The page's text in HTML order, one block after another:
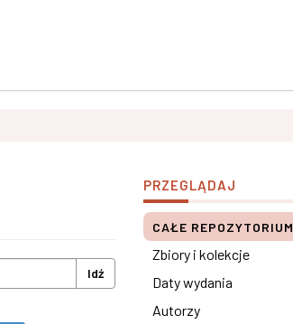
Idź
PRZEGLĄDAJ
CAŁE REPOZYTORIUM
Zbiory i kolekcje
Daty wydania
Autorzy